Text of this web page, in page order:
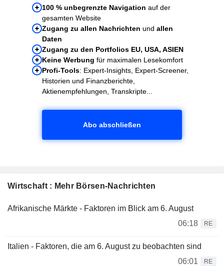
100 % unbegrenzte Navigation auf der
gesamten Website
Zugang zu allen Nachrichten und allen
Daten
Zugang zu den Portfolios EU, USA, ASIEN
Keine Werbung für maximalen Lesekomfort
Profi-Tools: Expert-Insights, Expert-Screener,
Historien und Finanzberichte,
Aktienempfehlungen, Transkripte...
Abo abschließen
Wirtschaft : Mehr Börsen-Nachrichten
Afrikanische Märkte - Faktoren im Blick am 6. August
06:18
RE
Italien - Faktoren, die am 6. August zu beobachten sind
06:01
RE